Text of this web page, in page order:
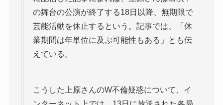
の舞台の公演が終了する18日以降、無期限で
芸能活動を休止するという。記事では、「休
業期間は年単位に及ぶ可能性もある」とも伝
えている。
こうした上原さんのW不倫疑惑について、イ